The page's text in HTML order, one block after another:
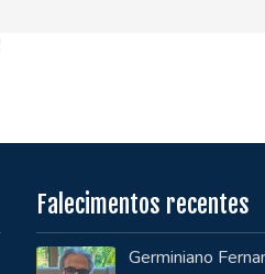
Falecimentos recentes
Germiniano